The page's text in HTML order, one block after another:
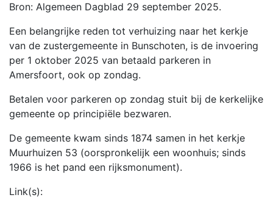
Bron: Algemeen Dagblad 29 september 2025.
Een belangrijke reden tot verhuizing naar het kerkje
van de zustergemeente in Bunschoten, is de invoering
per 1 oktober 2025 van betaald parkeren in
Amersfoort, ook op zondag.
Betalen voor parkeren op zondag stuit bij de kerkelijke
gemeente op principiële bezwaren.
De gemeente kwam sinds 1874 samen in het kerkje
Muurhuizen 53 (oorspronkelijk een woonhuis; sinds
1966 is het pand een rijksmonument).
Link(s):